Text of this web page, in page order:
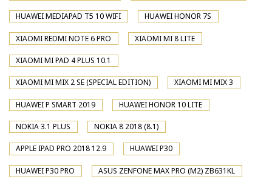
HUAWEI MEDIAPAD T5 10 WIFI HUAWEI HONOR 7S
XIAOMI REDMI NOTE 6 PRO XIAOMI MI 8 LITE
XIAOMI MI PAD 4 PLUS 10.1
XIAOMI MI MIX 2 SE (SPECIAL EDITION) XIAOMI MI MIX 3
HUAWEI P SMART 2019 HUAWEI HONOR 10 LITE
NOKIA 3.1 PLUS NOKIA 8 2018 (8.1)
APPLE IPAD PRO 2018 12.9 HUAWEI P30
HUAWEI P30 PRO ASUS ZENFONE MAX PRO (M2) ZB631KL